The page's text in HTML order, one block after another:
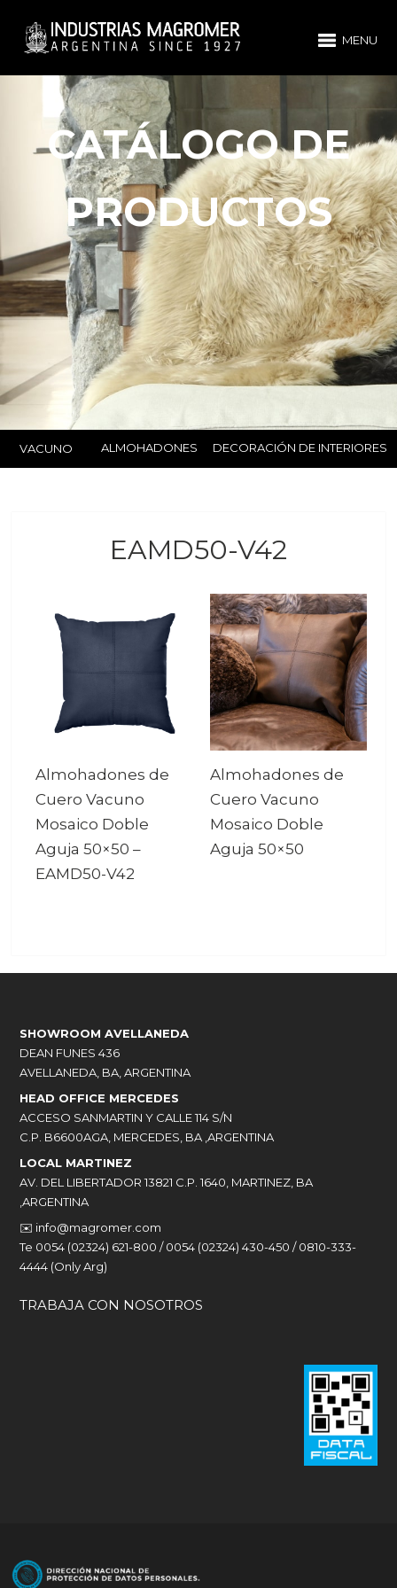
MENU
CATÁLOGO DE
PRODUCTOS
VACUNO ALMOHADONES DECORACIÓN DE INTERIORES
EAMD50-V42
Almohadones de
Cuero Vacuno
Mosaico Doble
Aguja 50×50 –
EAMD50-V42
Almohadones de
Cuero Vacuno
Mosaico Doble
Aguja 50×50
SHOWROOM AVELLANEDA
DEAN FUNES 436
AVELLANEDA, BA, ARGENTINA
HEAD OFFICE MERCEDES
ACCESO SANMARTIN Y CALLE 114 S/N
C.P. B6600AGA, MERCEDES, BA ,ARGENTINA
LOCAL MARTINEZ
AV. DEL LIBERTADOR 13821 C.P. 1640, MARTINEZ, BA
,ARGENTINA
✉️ info@magromer.com
Te 0054 (02324) 621-800 / 0054 (02324) 430-450 / 0810-333-
4444 (Only Arg)
TRABAJA CON NOSOTROS